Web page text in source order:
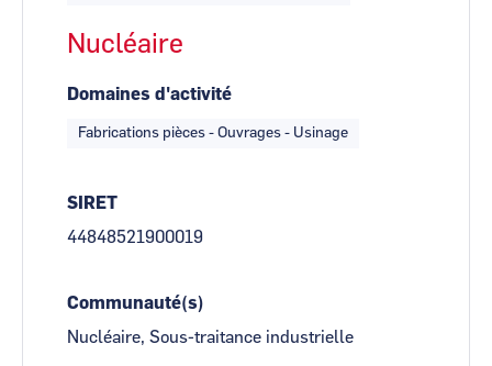
Nucléaire
Domaines d'activité
Fabrications pièces - Ouvrages - Usinage
SIRET
44848521900019
Communauté(s)
Nucléaire, Sous-traitance industrielle